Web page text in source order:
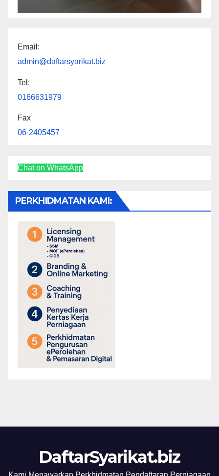
Email:
admin@daftarsyarikat.biz
Tel:
0166631979
Fax
06-2405457
Chat on WhatsApp
PERKHIDMATAN KAMI:
DaftarSyarikat.biz